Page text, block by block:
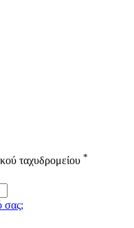
ταχυδρομείου *
σας;